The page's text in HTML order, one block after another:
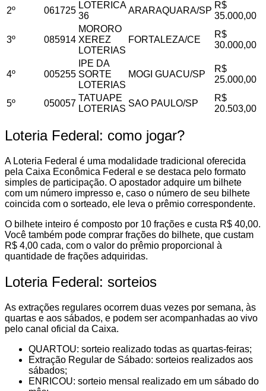
2º 061725
LOTERICA
36
ARARAQUARA/SP
R$
35.000,00
3º 085914
MORORO
XEREZ
LOTERIAS
FORTALEZA/CE
R$
30.000,00
4º 005255
IPE DA
SORTE
LOTERIAS
MOGI GUACU/SP
R$
25.000,00
5º 050057
TATUAPE
LOTERIAS
SAO PAULO/SP
R$
20.503,00
Loteria Federal: como jogar?
A Loteria Federal é uma modalidade tradicional oferecida
pela Caixa Econômica Federal e se destaca pelo formato
simples de participação. O apostador adquire um bilhete
com um número impresso e, caso o número de seu bilhete
coincida com o sorteado, ele leva o prêmio correspondente.
O bilhete inteiro é composto por 10 frações e custa R$ 40,00.
Você também pode comprar frações do bilhete, que custam
R$ 4,00 cada, com o valor do prêmio proporcional à
quantidade de frações adquiridas.
Loteria Federal: sorteios
As extrações regulares ocorrem duas vezes por semana, às
quartas e aos sábados, e podem ser acompanhadas ao vivo
pelo canal oficial da Caixa.
QUARTOU: sorteio realizado todas as quartas-feiras;
Extração Regular de Sábado: sorteios realizados aos
sábados;
ENRICOU: sorteio mensal realizado em um sábado do